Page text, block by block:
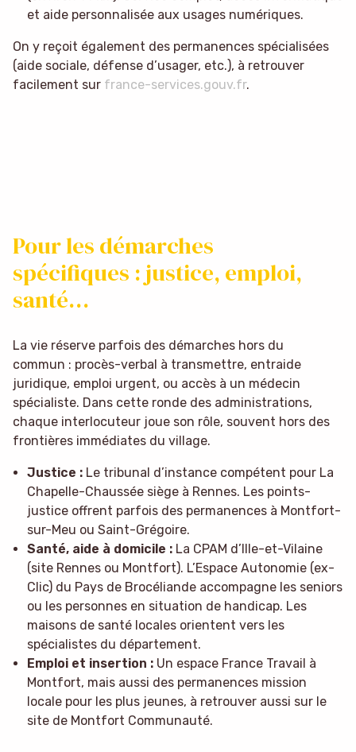
et aide personnalisée aux usages numériques.
On y reçoit également des permanences spécialisées
(aide sociale, défense d’usager, etc.), à retrouver
facilement sur france-services.gouv.fr.
Pour les démarches
spécifiques : justice, emploi,
santé…
La vie réserve parfois des démarches hors du
commun : procès-verbal à transmettre, entraide
juridique, emploi urgent, ou accès à un médecin
spécialiste. Dans cette ronde des administrations,
chaque interlocuteur joue son rôle, souvent hors des
frontières immédiates du village.
Justice :Le tribunal d’instance compétent pour La
Chapelle-Chaussée siège à Rennes. Les points-
justice offrent parfois des permanences à Montfort-
sur-Meu ou Saint-Grégoire.
Santé, aide à domicile :La CPAM d’Ille-et-Vilaine
(site Rennes ou Montfort). L’Espace Autonomie (ex-
Clic) du Pays de Brocéliande accompagne les seniors
ou les personnes en situation de handicap. Les
maisons de santé locales orientent vers les
spécialistes du département.
Emploi et insertion :Un espace France Travail à
Montfort, mais aussi des permanences mission
locale pour les plus jeunes, à retrouver aussi sur le
site de Montfort Communauté.